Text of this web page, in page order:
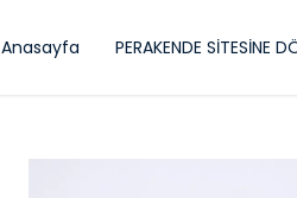
Anasayfa PERAKENDE SİTESİNE